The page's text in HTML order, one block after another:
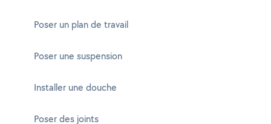
Poser un plan de travail
Poser une suspension
Installer une douche
Poser des joints